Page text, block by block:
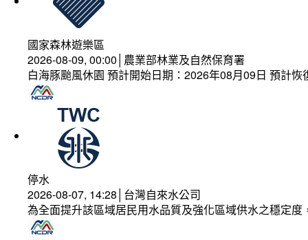
國家森林遊樂區
2026-08-09, 00:00│農業部林業及自然保育署
白海豚颱風休園 預計開始日期：2026年08月09日 預計
停水
2026-08-07, 14:28│台灣自來水公司
為全面提升該區域居民用水品質及強化區域供水之穩定